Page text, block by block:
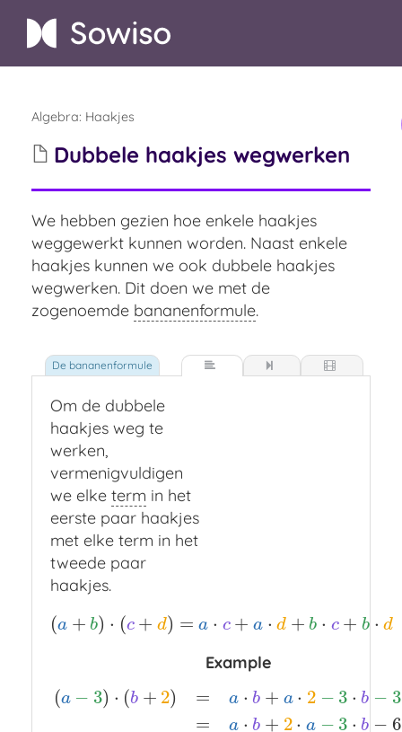
Algebra: Haakjes
Dubbele haakjes wegwerken
We hebben gezien hoe enkele haakjes
weggewerkt kunnen worden. Naast enkele
haakjes kunnen we ook dubbele haakjes
wegwerken. Dit doen we met de
zogenoemde bananenformule.
Om de dubbele
haakjes weg te
werken,
vermenigvuldigen
we elke term in het
eerste paar haakjes
met elke term in het
tweede paar
haakjes.
(a + b) ⋅ (c + d) = a ⋅ c + a ⋅ d + b ⋅ c + b ⋅ d
( a+ b) ⋅(c +d)=a c+a ⋅d + b⋅ c+ b⋅ d
Example
(a − 3) ⋅ (b + 2)
=
=
a ⋅ b + a ⋅ 2 − 3 ⋅ b − 3
a ⋅ b + 2 ⋅ a − 3 ⋅ b − 6
a b 2) a + a